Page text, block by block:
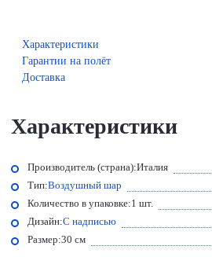
Характеристики
Гарантии на полёт
Доставка
Характеристики
Производитель (страна):Италия
Тип:Воздушный шар
Количество в упаковке:1 шт.
Дизайн:С надписью
Размер:30 см